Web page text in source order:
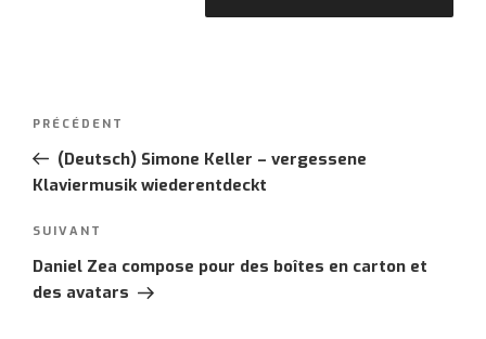
Post
navigation
Article
précédent
PRÉCÉDENT
(Deutsch) Simone Keller – vergessene
Klaviermusik wiederentdeckt
Article
suivant
SUIVANT
Daniel Zea compose pour des boîtes en carton et
des avatars